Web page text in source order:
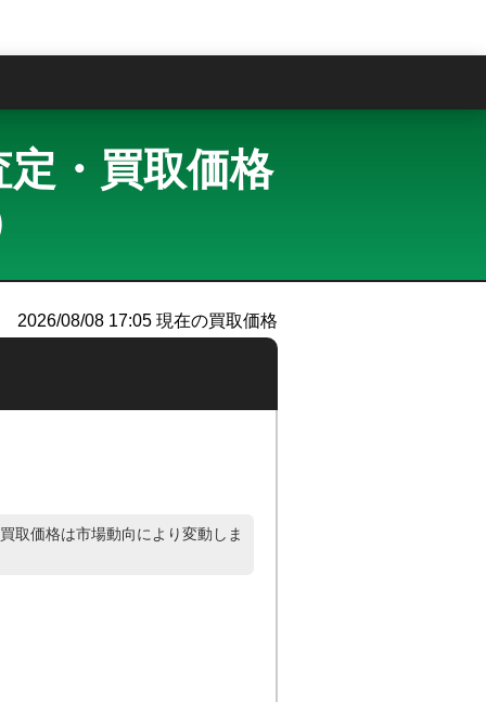
・買取価格
2026/08/08 17:05 現在の買取価格
取価格は市場動向により変動しま